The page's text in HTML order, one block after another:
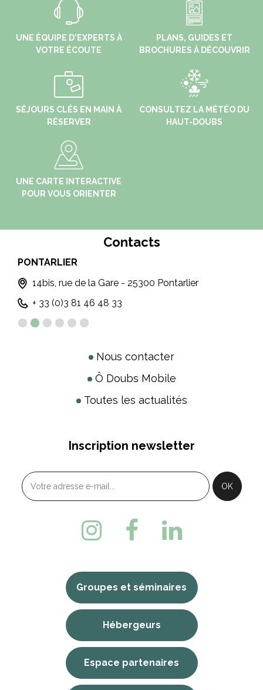
UNE ÉQUIPE D'EXPERTS À
VOTRE ÉCOUTE
PLANS, GUIDES ET
BROCHURES À DÉCOUVRIR
SÉJOURS CLÉS EN MAIN À
RÉSERVER
CONSULTEZ LA MÉTÉO DU
HAUT-DOUBS
UNE CARTE INTERACTIVE
POUR VOUS ORIENTER
Contacts
PONTARLIER
14bis, rue de la Gare - 25300 Pontarlier
+ 33 (0)3 81 46 48 33
Nous contacter
Ô Doubs Mobile
Toutes les actualités
Inscription newsletter
Groupes et séminaires
Hébergeurs
Espace partenaires